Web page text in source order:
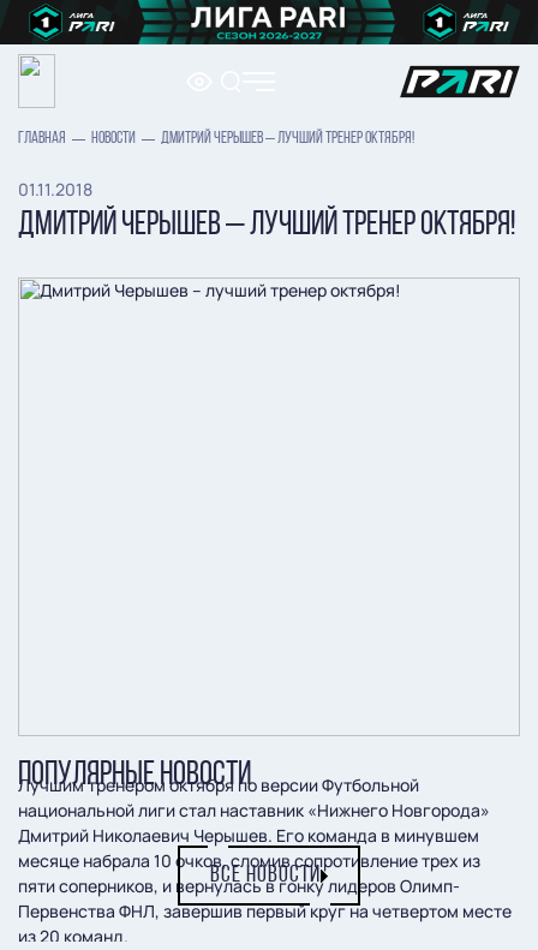
ГЛАВНАЯ НОВОСТИ ДМИТРИЙ ЧЕРЫШЕВ – ЛУЧШИЙ ТРЕНЕР ОКТЯБРЯ!
01.11.2018
ДМИТРИЙ ЧЕРЫШЕВ – ЛУЧШИЙ ТРЕНЕР ОКТЯБРЯ!
Лучшим тренером октября по версии Футбольной
национальной лиги стал наставник «Нижнего Новгорода»
Дмитрий Николаевич Черышев. Его команда в минувшем
месяце набрала 10 очков, сломив сопротивление трех из
пяти соперников, и вернулась в гонку лидеров Олимп-
Первенства ФНЛ, завершив первый круг на четвертом месте
из 20 команд.
ПОПУЛЯРНЫЕ НОВОСТИ
ВСЕ НОВОСТИ